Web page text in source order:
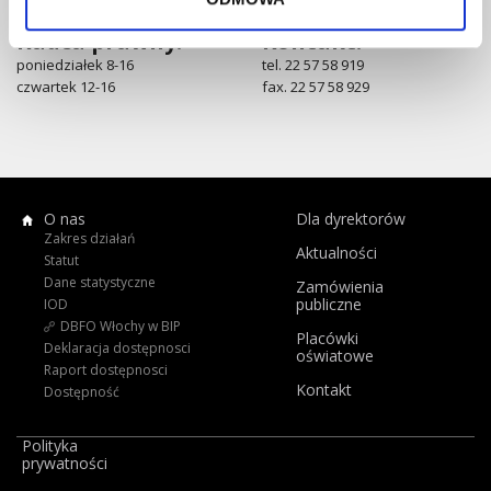
Radca prawny:
poniedziałek 8-16
czwartek 12-16
Kontakt:
tel. 22 57 58 919
fax. 22 57 58 929
O nas
Zakres działań
Statut
Dane statystyczne
IOD
DBFO Włochy w BIP
Deklaracja dostępnosci
Raport dostępnosci
Dostępność
Dla dyrektorów
Aktualności
Zamówienia
publiczne
Placówki
oświatowe
Kontakt
Polityka
prywatności